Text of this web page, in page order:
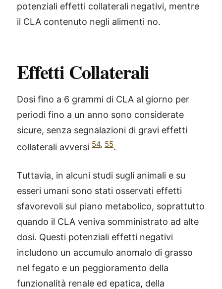
potenziali effetti collaterali negativi, mentre
il CLA contenuto negli alimenti no.
Effetti Collaterali
Dosi fino a 6 grammi di CLA al giorno per
periodi fino a un anno sono considerate
sicure, senza segnalazioni di gravi effetti
collaterali avversi 54, 55.
Tuttavia, in alcuni studi sugli animali e su
esseri umani sono stati osservati effetti
sfavorevoli sul piano metabolico, soprattutto
quando il CLA veniva somministrato ad alte
dosi. Questi potenziali effetti negativi
includono un accumulo anomalo di grasso
nel fegato e un peggioramento della
funzionalità renale ed epatica, della